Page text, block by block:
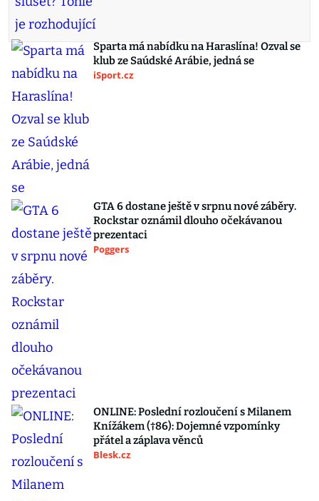
Sparta má nabídku na Haraslína! Ozval se
klub ze Saúdské Arábie, jedná se
iSport.cz
GTA 6 dostane ještě v srpnu nové záběry.
Rockstar oznámil dlouho očekávanou
prezentaci
Poggers
ONLINE: Poslední rozloučení s Milanem
Knížákem (†86): Dojemné vzpomínky
přátel a záplava věnců
Blesk.cz